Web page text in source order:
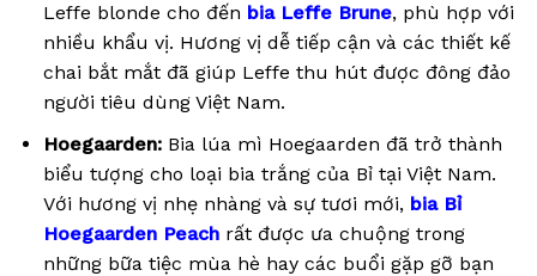
Leffe blonde cho đến bia Leffe Brune, phù hợp với
nhiều khẩu vị. Hương vị dễ tiếp cận và các thiết kế
chai bắt mắt đã giúp Leffe thu hút được đông đảo
người tiêu dùng Việt Nam.
Hoegaarden:Bia lúa mì Hoegaarden đã trở thành
biểu tượng cho loại bia trắng của Bỉ tại Việt Nam.
Với hương vị nhẹ nhàng và sự tươi mới, bia Bỉ
Hoegaarden Peachrất được ưa chuộng trong
những bữa tiệc mùa hè hay các buổi gặp gỡ bạn